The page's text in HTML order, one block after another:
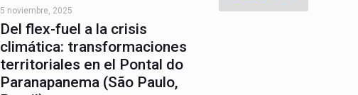
5 noviembre, 2025
Del flex-fuel a la crisis
climática: transformaciones
territoriales en el Pontal do
Paranapanema (São Paulo,